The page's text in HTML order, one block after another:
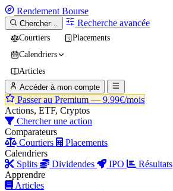
Rendement Bourse
Chercher… Recherche avancée
Courtiers
Placements
Calendriers
Articles
Accéder à mon compte
Passer au Premium — 9.99€/mois
Actions, ETF, Cryptos
Chercher une action
Comparateurs
Courtiers
Placements
Calendriers
Splits
Dividendes IPO
Résultats
Apprendre
Articles